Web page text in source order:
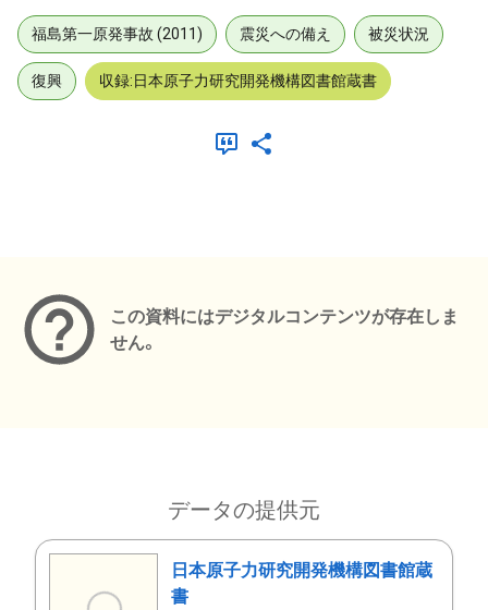
福島第一原発事故 (2011) 震災への備え 被災状況
復興 収録:日本原子力研究開発機構図書館蔵書
この資料にはデジタルコンテンツが存在しま
せん。
データの提供元
日本原子力研究開発機構図書館蔵
書